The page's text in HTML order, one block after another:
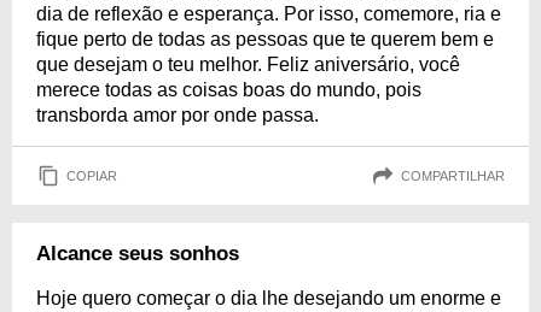
dia de reflexão e esperança. Por isso, comemore, ria e
fique perto de todas as pessoas que te querem bem e
que desejam o teu melhor. Feliz aniversário, você
merece todas as coisas boas do mundo, pois
transborda amor por onde passa.
COPIAR COMPARTILHAR
Alcance seus sonhos
Hoje quero começar o dia lhe desejando um enorme e